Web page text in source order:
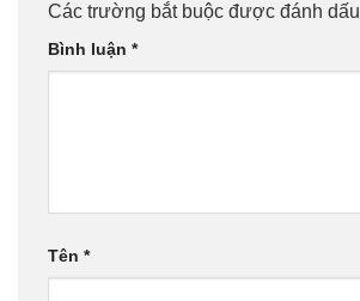
Các trường bắt buộc được đánh dấu
Bình luận *
Tên *